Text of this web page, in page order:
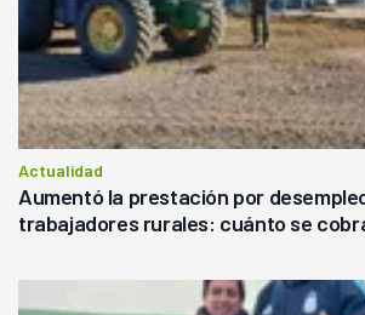
Actualidad
Aumentó la prestación por
trabajadores rurales: cuánto se